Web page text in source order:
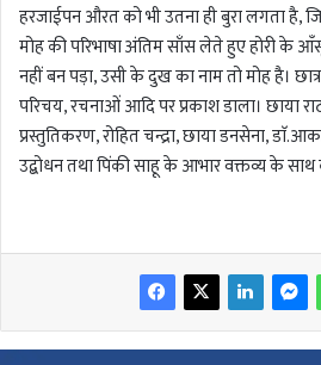
हरजाईपन औरत को भी उतना ही बुरा लगता है,
मोह की परिभाषा अंतिम साँस लेते हुए होरी के
नहीं बन पड़ा, उसी के दुख का नाम तो मोह है।
परिचय, रचनाओं आदि पर प्रकाश डाला। छाया
प्रस्तुतिकरण, रोहित चन्द्रा, छाया डनसेना,
उद्बोधन तथा पिंकी साहू के आभार वक्तव्य के साथ